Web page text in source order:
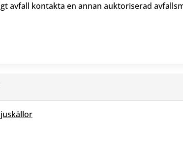
avfall kontakta en annan auktoriserad